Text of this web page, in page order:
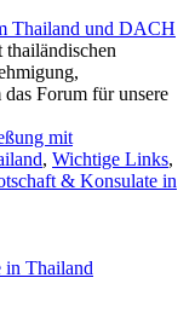
Thailand und DACH
thailändischen
Forum für unsere
mit
, Wichtige Links,
& Konsulate in
in Thailand